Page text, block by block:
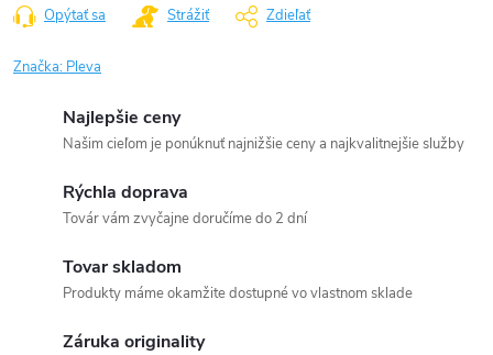
Opýtať sa Strážiť Zdieľať
Značka: Pleva
Najlepšie ceny
Našim cieľom je ponúknuť najnižšie ceny a najkvalitnejšie služby
Rýchla doprava
Továr vám zvyčajne doručíme do 2 dní
Tovar skladom
Produkty máme okamžite dostupné vo vlastnom sklade
Záruka originality